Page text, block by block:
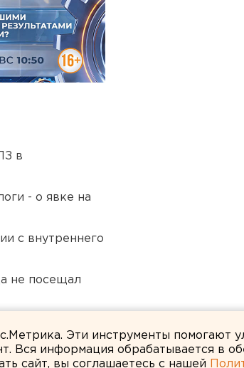
в
- о явке на
с внутреннего
не посещал
Эти инструменты помогают
Вся информация обрабатывается в
сайт, вы соглашаетесь с нашей